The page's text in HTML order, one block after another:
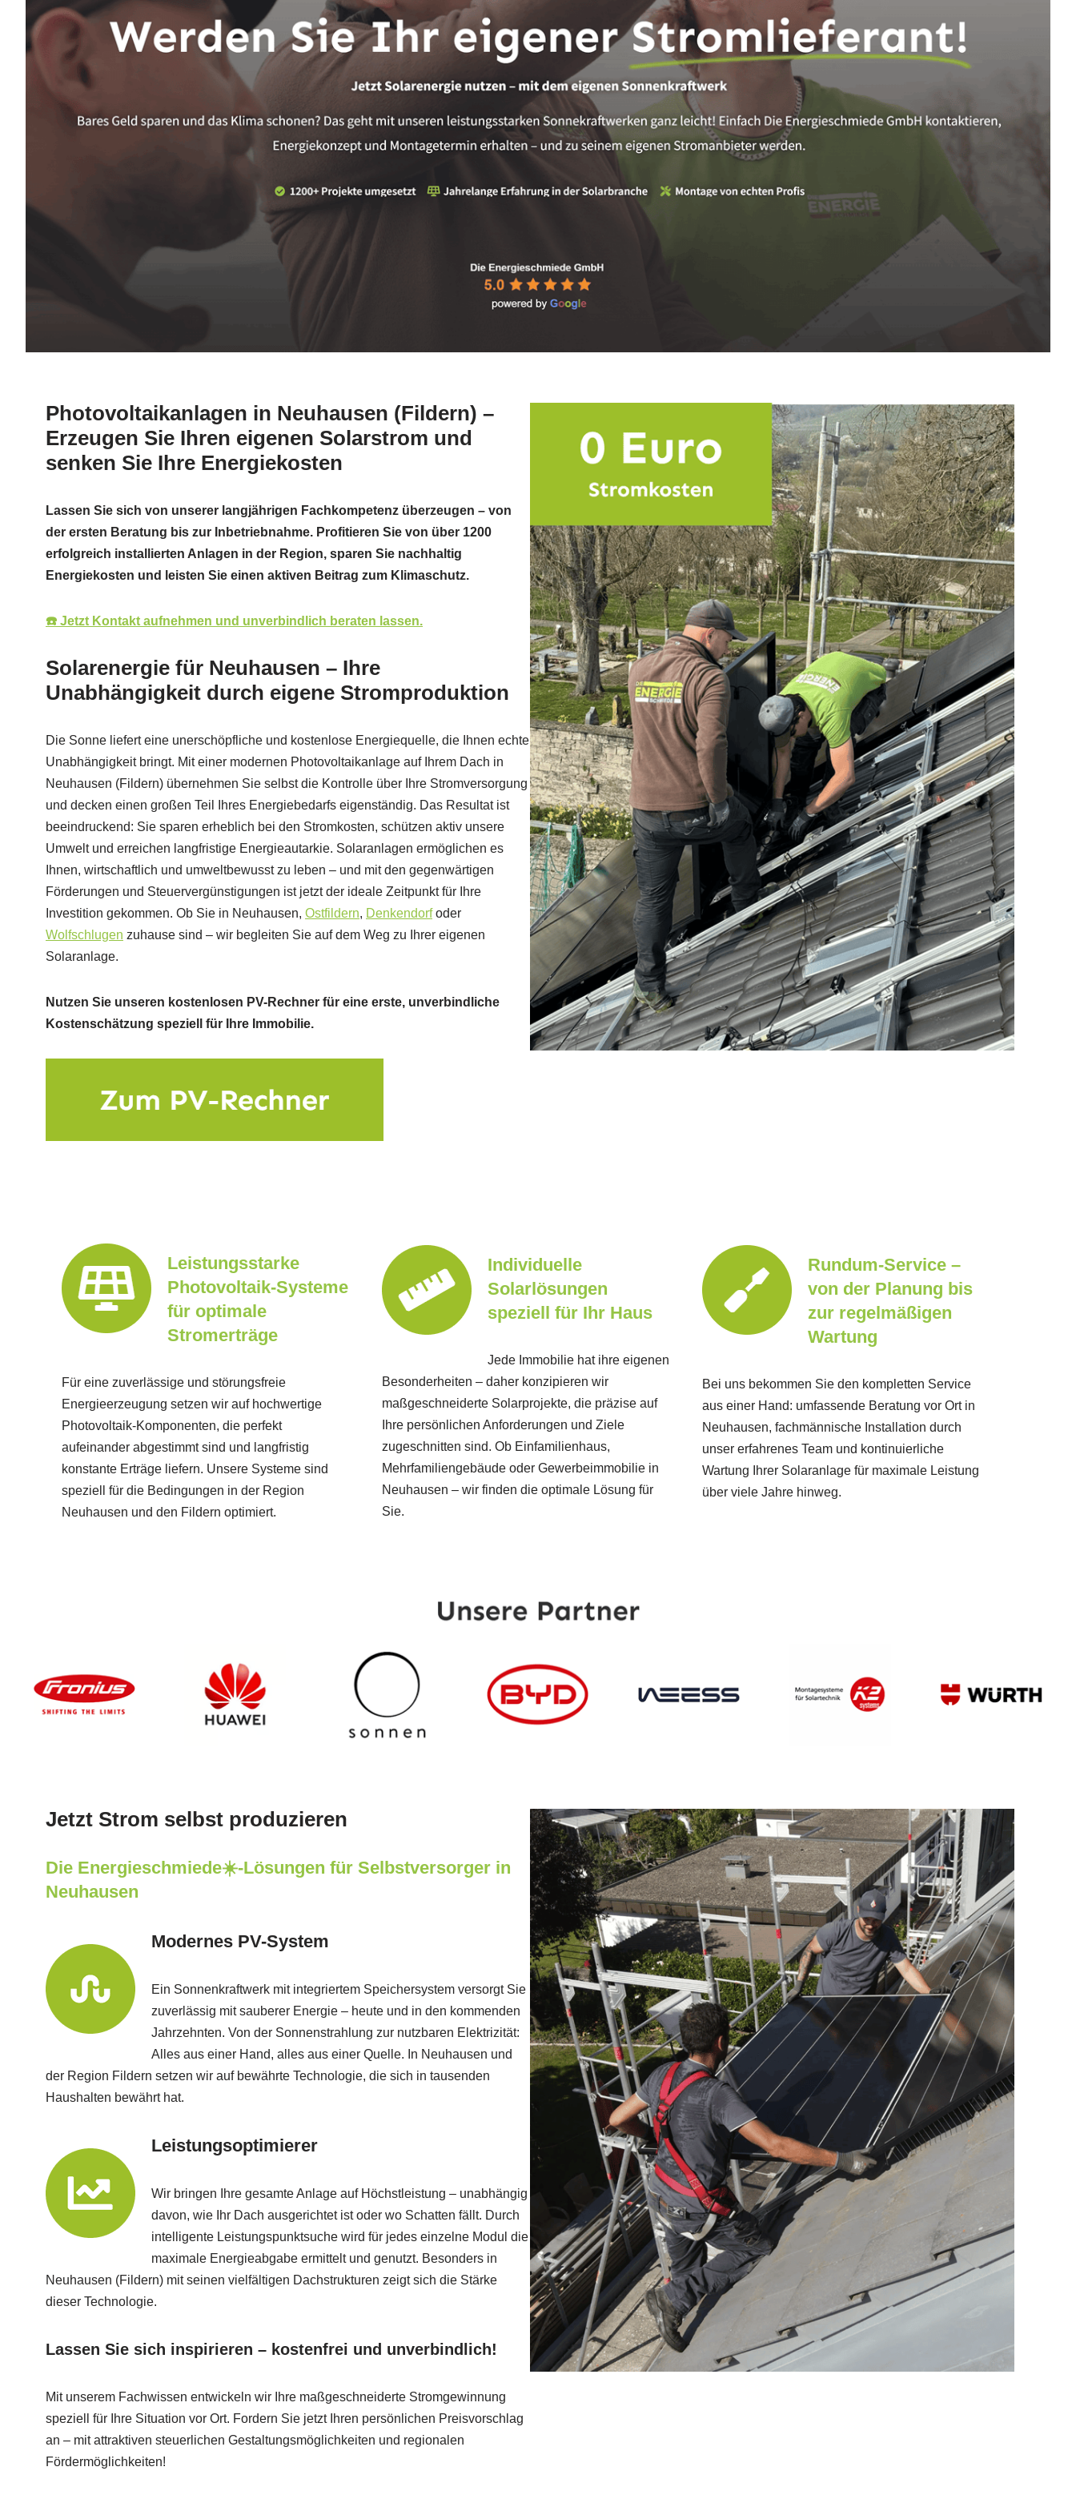
Photovoltaikanlagen in Neuhausen (Fildern) –
Erzeugen Sie Ihren eigenen Solarstrom und
senken Sie Ihre Energiekosten
Lassen Sie sich von unserer langjährigen Fachkompetenz überzeugen – von
der ersten Beratung bis zur Inbetriebnahme. Profitieren Sie von über 1200
erfolgreich installierten Anlagen in der Region, sparen Sie nachhaltig
Energiekosten und leisten Sie einen aktiven Beitrag zum Klimaschutz.
☎️ Jetzt Kontakt aufnehmen und unverbindlich beraten lassen.
Solarenergie für Neuhausen – Ihre
Unabhängigkeit durch eigene Stromproduktion
Die Sonne liefert eine unerschöpfliche und kostenlose Energiequelle, die Ihnen echte
Unabhängigkeit bringt. Mit einer modernen Photovoltaikanlage auf Ihrem Dach in
Neuhausen (Fildern) übernehmen Sie selbst die Kontrolle über Ihre Stromversorgung
und decken einen großen Teil Ihres Energiebedarfs eigenständig. Das Resultat ist
beeindruckend: Sie sparen erheblich bei den Stromkosten, schützen aktiv unsere
Umwelt und erreichen langfristige Energieautarkie. Solaranlagen ermöglichen es
Ihnen, wirtschaftlich und umweltbewusst zu leben – und mit den gegenwärtigen
Förderungen und Steuervergünstigungen ist jetzt der ideale Zeitpunkt für Ihre
Investition gekommen. Ob Sie in Neuhausen, Ostfildern, Denkendorfoder
Wolfschlugen zuhause sind – wir begleiten Sie auf dem Weg zu Ihrer eigenen
Solaranlage.
Nutzen Sie unseren kostenlosen PV-Rechner für eine erste, unverbindliche
Kostenschätzung speziell für Ihre Immobilie.
Leistungsstarke
Photovoltaik-Systeme
für optimale
Stromerträge
Für eine zuverlässige und störungsfreie
Energieerzeugung setzen wir auf hochwertige
Photovoltaik-Komponenten, die perfekt
aufeinander abgestimmt sind und langfristig
konstante Erträge liefern. Unsere Systeme sind
speziell für die Bedingungen in der Region
Neuhausen und den Fildern optimiert.
Individuelle
Solarlösungen
speziell für Ihr Haus
Jede Immobilie hat ihre eigenen
Besonderheiten – daher konzipieren wir
maßgeschneiderte Solarprojekte, die präzise auf
Ihre persönlichen Anforderungen und Ziele
zugeschnitten sind. Ob Einfamilienhaus,
Mehrfamiliengebäude oder Gewerbeimmobilie in
Neuhausen – wir finden die optimale Lösung für
Sie.
Rundum-Service –
von der Planung bis
zur regelmäßigen
Wartung
Bei uns bekommen Sie den kompletten Service
aus einer Hand: umfassende Beratung vor Ort in
Neuhausen, fachmännische Installation durch
unser erfahrenes Team und kontinuierliche
Wartung Ihrer Solaranlage für maximale Leistung
über viele Jahre hinweg.
Jetzt Strom selbst produzieren
Die Energieschmiede☀️-Lösungen für Selbstversorger in
Neuhausen
Modernes PV-System
Ein Sonnenkraftwerk mit integriertem Speichersystem versorgt Sie
zuverlässig mit sauberer Energie – heute und in den kommenden
Jahrzehnten. Von der Sonnenstrahlung zur nutzbaren Elektrizität:
Alles aus einer Hand, alles aus einer Quelle. In Neuhausen und
der Region Fildern setzen wir auf bewährte Technologie, die sich in tausenden
Haushalten bewährt hat.
Leistungsoptimierer
Wir bringen Ihre gesamte Anlage auf Höchstleistung – unabhängig
davon, wie Ihr Dach ausgerichtet ist oder wo Schatten fällt. Durch
intelligente Leistungspunktsuche wird für jedes einzelne Modul die
maximale Energieabgabe ermittelt und genutzt. Besonders in
Neuhausen (Fildern) mit seinen vielfältigen Dachstrukturen zeigt sich die Stärke
dieser Technologie.
Lassen Sie sich inspirieren – kostenfrei und unverbindlich!
Mit unserem Fachwissen entwickeln wir Ihre maßgeschneiderte Stromgewinnung
speziell für Ihre Situation vor Ort. Fordern Sie jetzt Ihren persönlichen Preisvorschlag
an – mit attraktiven steuerlichen Gestaltungsmöglichkeiten und regionalen
Fördermöglichkeiten!